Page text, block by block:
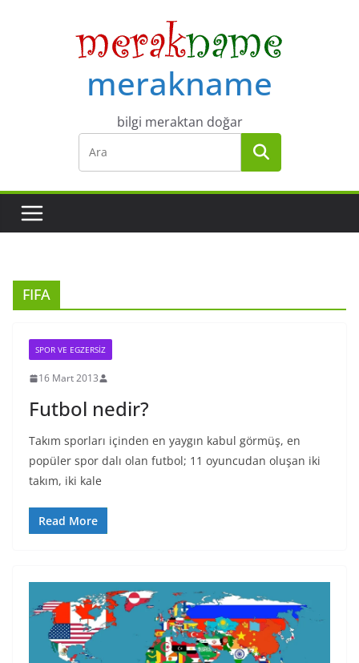
merakname
bilgi meraktan doğar
FIFA
SPOR VE EGZERSIZ
16 Mart 2013
Futbol nedir?
Takım sporları içinden en yaygın kabul görmüş, en
popüler spor dalı olan futbol; 11 oyuncudan oluşan iki
takım, iki kale
Read More